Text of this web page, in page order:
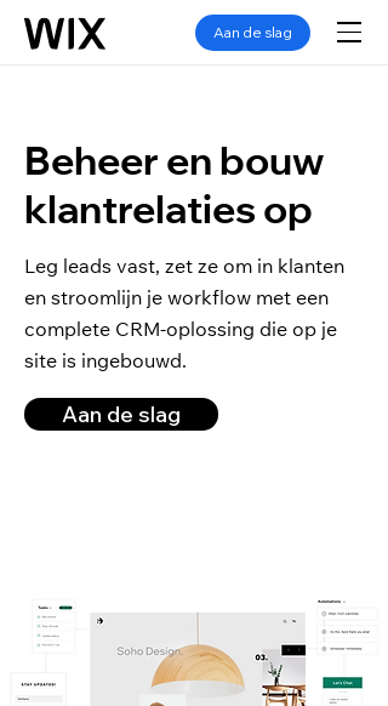
Aan de slag
Beheer en bouw
klantrelaties op
Leg leads vast, zet ze om in klanten
en stroomlijn je workflow met een
complete CRM-oplossing die op je
site is ingebouwd.
Aan de slag